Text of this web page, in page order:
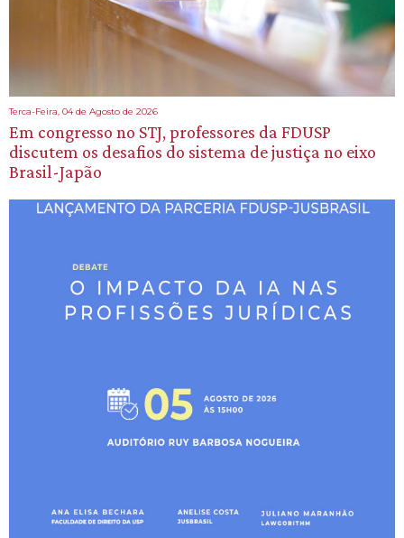
Terca-Feira, 04 de Agosto de 2026
Em congresso no STJ, professores da FDUSP
discutem os desafios do sistema de justiça no eixo
Brasil-Japão